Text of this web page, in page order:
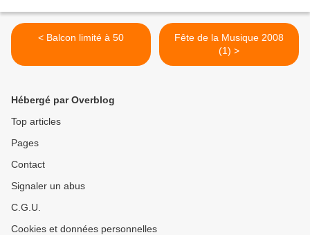
< Balcon limité à 50
Fête de la Musique 2008
(1) >
Hébergé par Overblog
Top articles
Pages
Contact
Signaler un abus
C.G.U.
Cookies et données personnelles